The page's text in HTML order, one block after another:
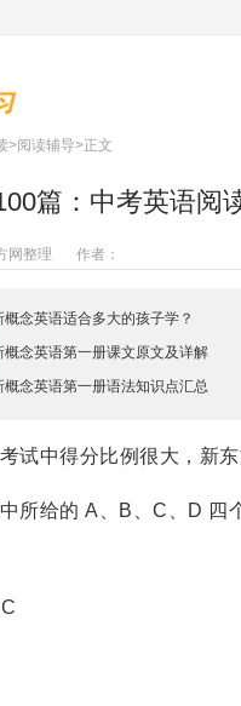
>阅读辅导>正文
篇：中考英语阅
网整理 作者：
概念英语适合多大的孩子学？
概念英语第一册课文原文及详解
概念英语第一册语法知识点汇总
中得分比例很大，新东
给的 A、B、C、D 四个